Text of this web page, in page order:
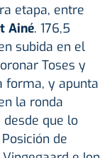
etapa, entre
Ainé. 176,5
subida en el
Toses y
forma, y apunta
la ronda
desde que lo
de